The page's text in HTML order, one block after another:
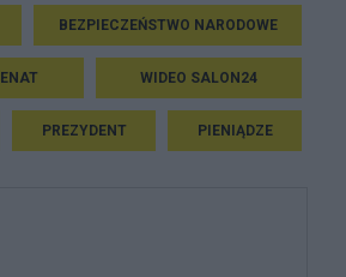
BEZPIECZEŃSTWO NARODOWE
WIDEO SALON24
PREZYDENT PIENIĄDZE